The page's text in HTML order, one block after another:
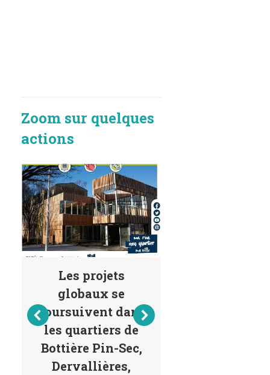
Zoom sur quelques
actions
Les projets
globaux se
poursuivent dans
les quartiers de
Bottière Pin-Sec,
Dervallières,